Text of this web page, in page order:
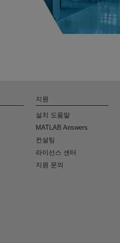
지원
설치 도움말
MATLAB Answers
컨설팅
라이선스 센터
지원 문의